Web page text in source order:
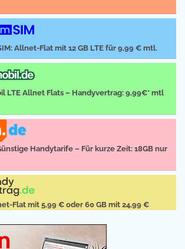
Allnet-Flat mit 12 GB LTE für 9,99 € mtl.
LTE Allnet Flats – Handyvertrag: 9,99€* mtl
Handytarife – Für kurze Zeit: 18GB nur
Flat mit 5,99 € oder 60 GB mit 24,99 €